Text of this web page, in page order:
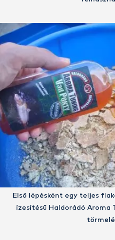
Első lépésként egy teljes
ízesítésű Haldorádó